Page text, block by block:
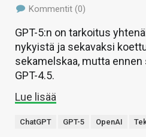
Kommentit (0)
GPT-5:n on tarkoitus
nykyistä ja sekavaksi
sekamelskaa, mutta ennen
GPT-4.5.
Lue lisää
ChatGPT GPT-5 OpenAI